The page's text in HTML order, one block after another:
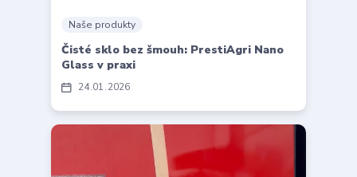
24 01 2026
Naše produkty
Čisté sklo bez šmouh: PrestiAgri Nano
Glass v praxi